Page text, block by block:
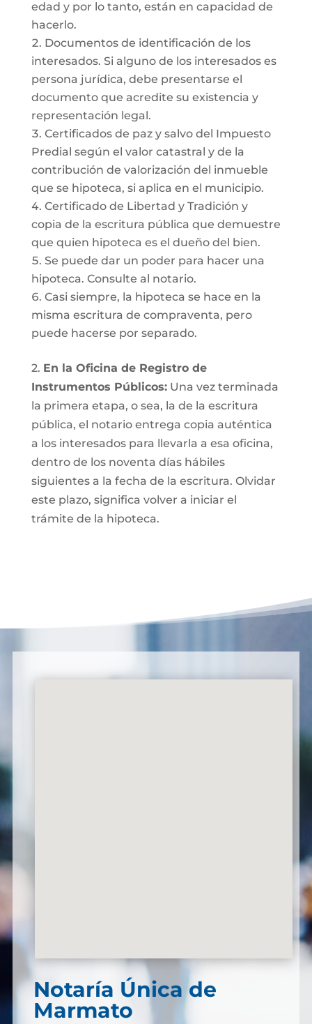
edad y por lo tanto, están en capacidad de
hacerlo.
Documentos de identificación de los
interesados. Si alguno de los interesados es
persona jurídica, debe presentarse el
documento que acredite su existencia y
representación legal.
Certificados de paz y salvo del Impuesto
Predial según el valor catastral y de la
contribución de valorización del inmueble
que se hipoteca, si aplica en el municipio.
Certificado de Libertad y Tradición y
copia de la escritura pública que demuestre
que quien hipoteca es el dueño del bien.
Se puede dar un poder para hacer una
hipoteca. Consulte al notario.
Casi siempre, la hipoteca se hace en la
misma escritura de compraventa, pero
puede hacerse por separado.
2. En la Oficina de Registro de
Instrumentos Públicos:Una vez terminada
la primera etapa, o sea, la de la escritura
pública, el notario entrega copia auténtica
a los interesados para llevarla a esa oficina,
dentro de los noventa días hábiles
siguientes a la fecha de la escritura. Olvidar
este plazo, significa volver a iniciar el
trámite de la hipoteca.
Notaría Única de
Marmato